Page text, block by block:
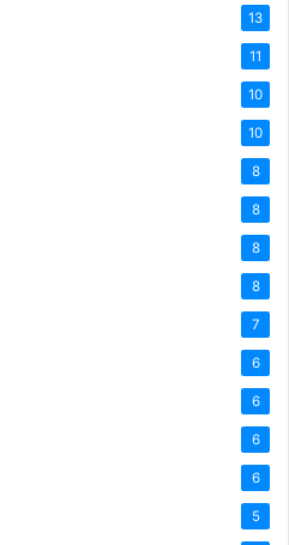
13
11
10
10
8
8
8
8
7
6
6
6
6
5